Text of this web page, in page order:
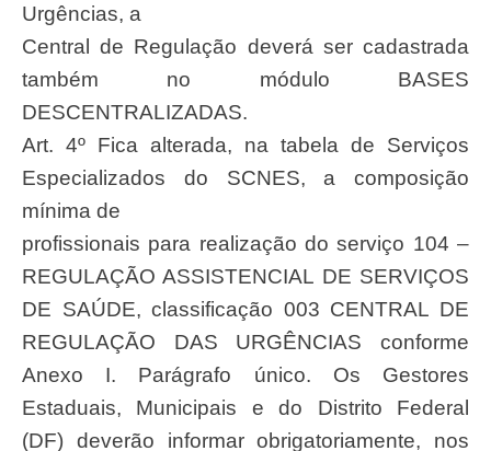
Urgências, a
Central de Regulação deverá ser cadastrada
também no módulo BASES
DESCENTRALIZADAS.
Art. 4º Fica alterada, na tabela de Serviços
Especializados do SCNES, a composição
mínima de
profissionais para realização do serviço 104 –
REGULAÇÃO ASSISTENCIAL DE SERVIÇOS
DE SAÚDE, classificação 003 CENTRAL DE
REGULAÇÃO DAS URGÊNCIAS conforme
Anexo I. Parágrafo único. Os Gestores
Estaduais, Municipais e do Distrito Federal
(DF) deverão informar obrigatoriamente, nos